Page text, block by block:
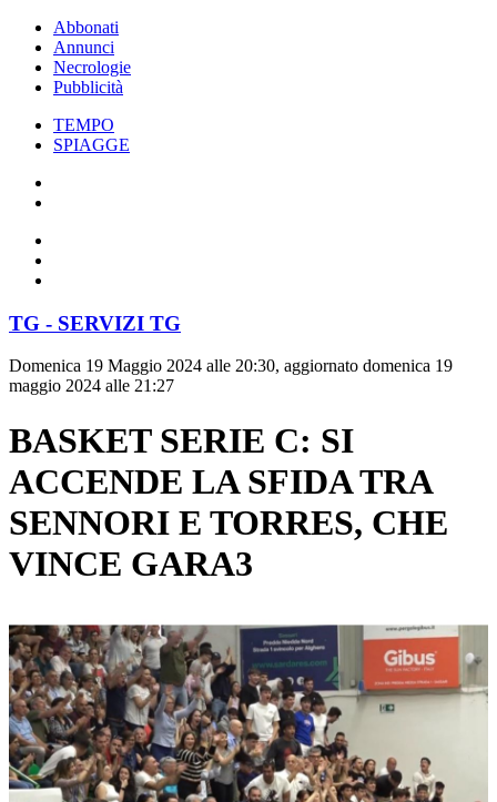
Abbonati
Annunci
Necrologie
Pubblicità
TEMPO
SPIAGGE
TG - SERVIZI TG
Domenica 19 Maggio 2024 alle 20:30, aggiornato domenica 19
maggio 2024 alle 21:27
BASKET SERIE C: SI
ACCENDE LA SFIDA TRA
SENNORI E TORRES, CHE
VINCE GARA3